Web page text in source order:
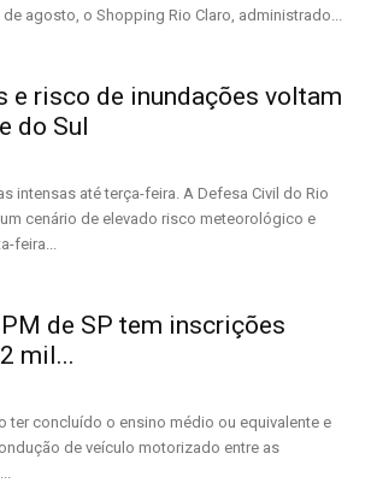
de agosto, o Shopping Rio Claro, administrado...
e risco de inundações voltam
do Sul
intensas até terça-feira. A Defesa Civil do Rio
cenário de elevado risco meteorológico e
feira...
de SP tem inscrições
mil...
ter concluído o ensino médio ou equivalente e
de veículo motorizado entre as